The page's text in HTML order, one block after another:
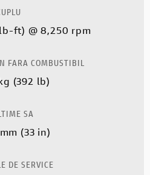
ft) @ 8,250 rpm
FARA COMBUSTIBIL
(392 lb)
SA
(33 in)
DE SERVICE